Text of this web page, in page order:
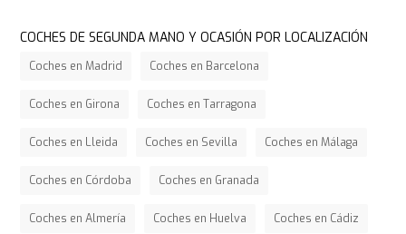
COCHES DE SEGUNDA MANO Y OCASIÓN POR LOCALIZACIÓN
Coches en Madrid Coches en Barcelona
Coches en Girona Coches en Tarragona
Coches en Lleida Coches en Sevilla Coches en Málaga
Coches en Córdoba Coches en Granada
Coches en Almería Coches en Huelva Coches en Cádiz